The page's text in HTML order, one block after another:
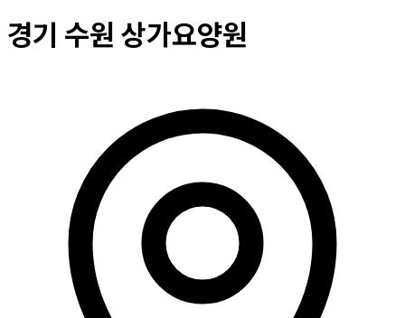
경기 수원 상가요양원